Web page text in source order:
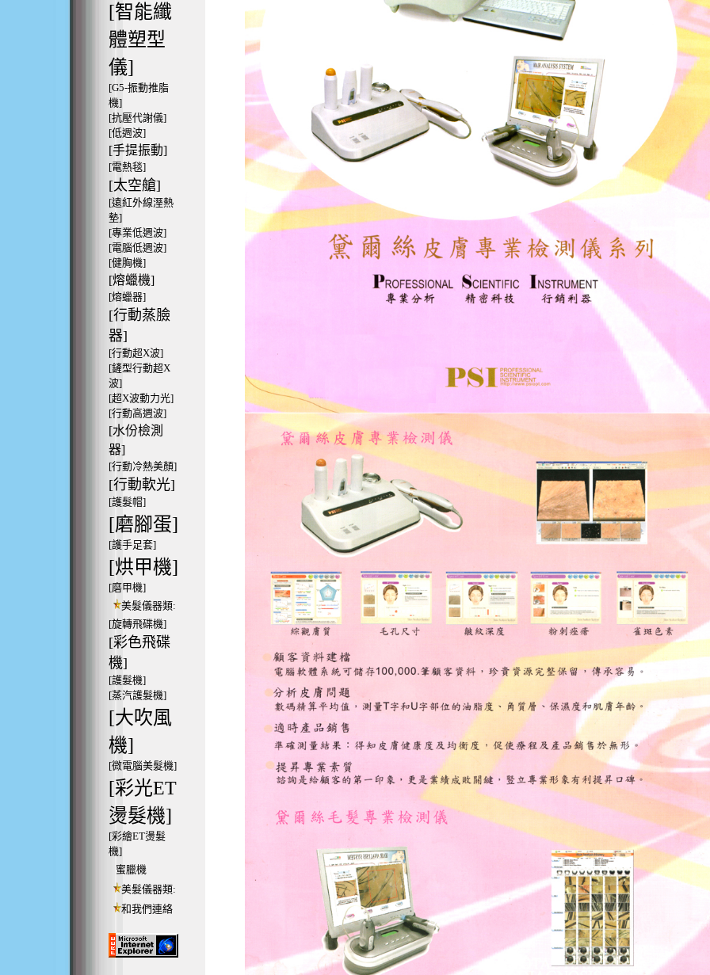
[智能纖
體塑型
儀]
[G5-振動推脂
機]
[抗壓代謝儀]
[低週波]
[手提振動]
[電熱毯]
[太空艙]
[遠紅外線溼熱
墊]
[專業低週波]
[電腦低週波]
[健胸機]
[熔蠟機]
[熔蠟器]
[行動蒸臉
器]
[行動超X波]
[鏟型行動超X
波]
[超X波動力光]
[行動高週波]
[水份檢測
器]
[行動冷熱美顏]
[行動軟光]
[護髮帽]
[磨腳蛋]
[護手足套]
[烘甲機]
[磨甲機]
美髮儀器類:
[旋轉飛碟機]
[彩色飛碟
機]
[護髮機]
[蒸汽護髮機]
[大吹風
機]
[微電腦美髮機]
[彩光ET
燙髮機]
[彩繪ET燙髮
機]
蜜臘機
美髮儀器類:
和我們連絡